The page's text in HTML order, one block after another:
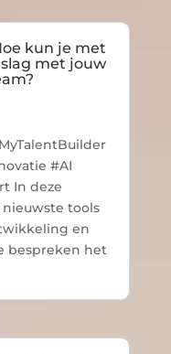
kun je met
met jouw
#AI
In deze
tools
en
bespreken het